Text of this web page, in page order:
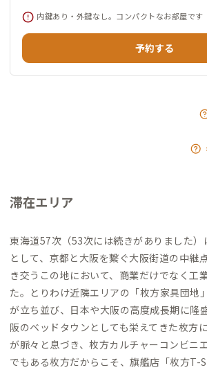
内）
・枚方 蔦屋書店内のスターバックスコーヒ
車徒歩2分）
・TSUTAYA牧野高校前店（拠点からバス
内鍵あり・外鍵なし。コンパクトなお部屋です
予約する
滞在エリア
東海道57次（53次には続きがありました）
として、京都と大阪を繋ぐ大阪街道の中継
き交うこの地において、商業だけでなく工
た。とりわけ近隣エリアの「枚方家具団地
が立ち並び、日本や大阪の高度成長期に隆
阪のベッドタウンとしても栄えてきた枚方
が脈々と息づき、枚方カルチャーコンビニ
でもある枚方だからこそ、旗艦店「枚方T-